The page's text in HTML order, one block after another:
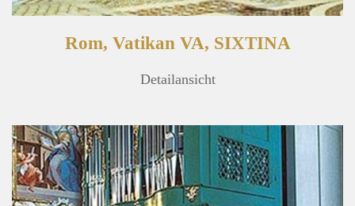
Rom, Vatikan VA, SIXTINA
Detailansicht